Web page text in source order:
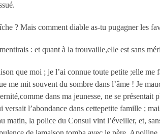
? Mais comment diable as-tu pugagner les
: et quant à la trouvaille,elle est sans
que moi ; je l’ai connue toute petite ;elle me
me mit souvent du sombre dans l’âme ! Je
dans ma jeunesse, ne se
l’abondance dans cettepetite famille ;
matin, la police du Consul vint l’éveiller, et,